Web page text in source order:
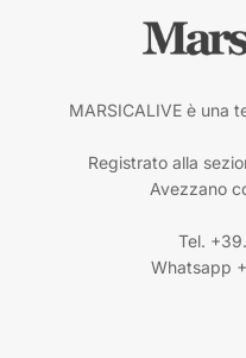
MARSICALIVE è una
Registrato alla
Avezzano
Tel.
Whatsapp